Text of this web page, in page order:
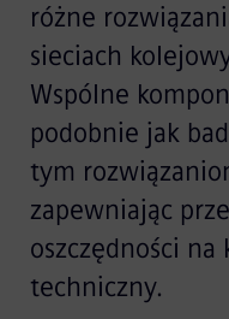
różne
sieciach
Wspólne
podobnie jak
tym
zapewniając
oszczędności na
techniczny.